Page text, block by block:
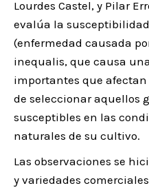
Lourdes Castel, y Pilar
evalúa la
(enfermedad causada
inequalis, que causa
importantes que afectan
de seleccionar aquellos
susceptibles en las
naturales de su cultivo.
Las observaciones se
y variedades